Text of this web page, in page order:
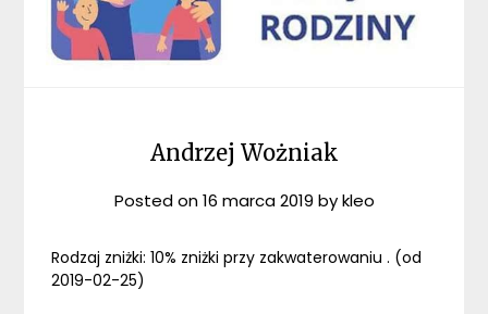
Andrzej Wożniak
Posted on16 marca 2019 bykleo
Rodzaj zniżki: 10% zniżki przy zakwaterowaniu . (od
2019-02-25)